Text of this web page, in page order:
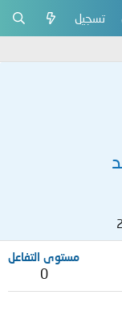
تسجيل
مستوى التفاعل
0